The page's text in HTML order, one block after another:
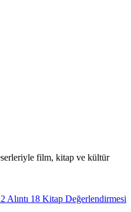
film, kitap ve kültür
2Alıntı 18 Kitap Değerlendirmesi